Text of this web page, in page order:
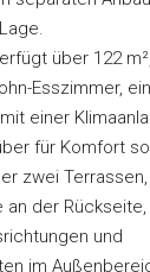
über 122
Esszimmer,
einer
für Komfort
zwei
der Rückseite,
und
im